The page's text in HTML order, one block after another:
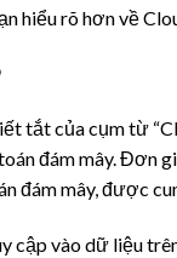
hiểu rõ hơn về
tắt của cụm từ
đám mây. Đơn
đám mây, được
cập vào dữ liệu